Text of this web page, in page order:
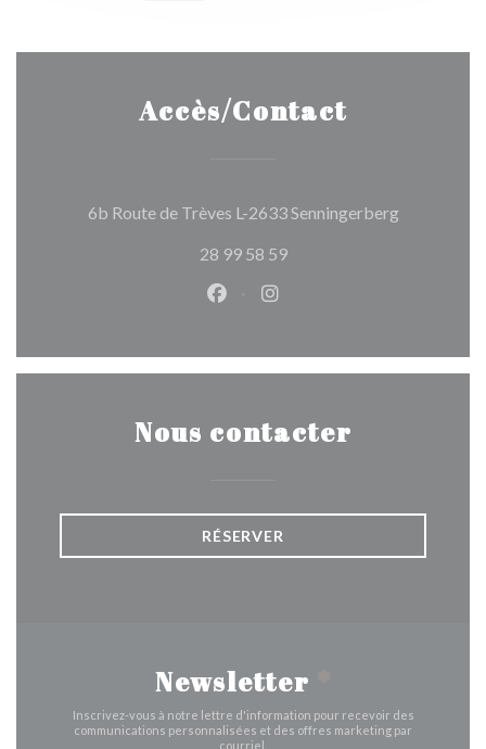
Accès/Contact
6b Route de Trèves L-2633 Senningerberg((ouvre
28 99 58 59
Facebook ((ouvre une
Instagram ((ouvre une
Nous contacter
RÉSERVER
Newsletter
Inscrivez-vous à notre lettre d'information pour recevoir des
communications personnalisées et des offres marketing par
courriel.